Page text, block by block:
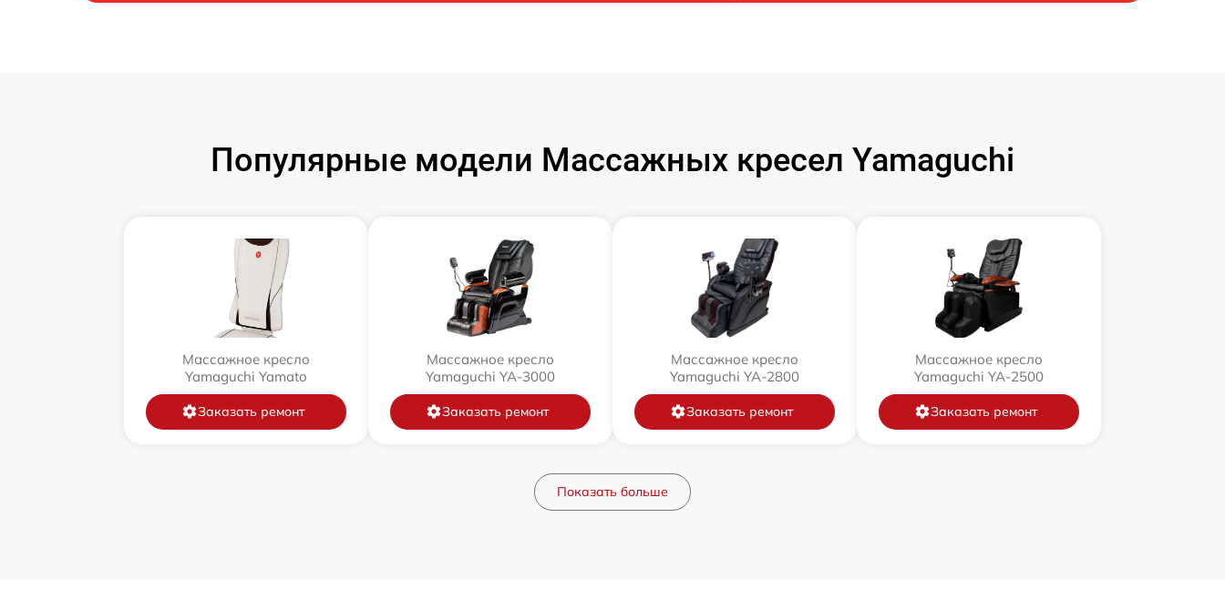
Популярные модели Массажных кресел Yamaguchi
Массажное кресло
Yamaguchi Yamato
Заказать ремонт
Массажное кресло
Yamaguchi YA-3000
Заказать ремонт
Массажное кресло
Yamaguchi YA-2800
Заказать ремонт
Массажное кресло
Yamaguchi YA-2500
Заказать ремонт
Показать больше